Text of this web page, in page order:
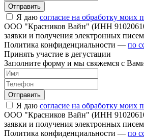
Отправить
Я даю согласие на обработку моих
ООО "Красников Вайн" (ИНН
заявки и получения электронных
Политика конфиденциальности — по
Принять участие в дегустации
Заполните форму и мы свяжемся с Вами
Отправить
Я даю согласие на обработку моих
ООО "Красников Вайн" (ИНН
заявки и получения электронных
Политика конфиденциальности — по